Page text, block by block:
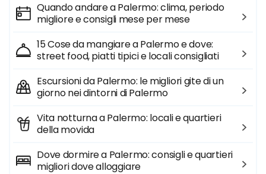
Quando andare a Palermo: clima, periodo
migliore e consigli mese per mese
15 Cose da mangiare a Palermo e dove:
street food, piatti tipici e locali consigliati
Escursioni da Palermo: le migliori gite di un
giorno nei dintorni di Palermo
Vita notturna a Palermo: locali e quartieri
della movida
Dove dormire a Palermo: consigli e quartieri
migliori dove alloggiare